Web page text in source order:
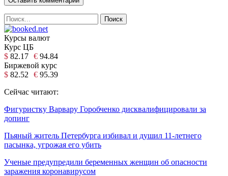
Курсы валют
Курс ЦБ
$ 82.17 € 94.84
Биржевой курс
$ 82.52 € 95.39
Сейчас читают:
Фигуристку Варвару Горобченко дисквалифицировали за
допинг
Пьяный житель Петербурга избивал и душил 11-летнего
пасынка, угрожая его убить
Ученые предупредили беременных женщин об опасности
заражения коронавирусом